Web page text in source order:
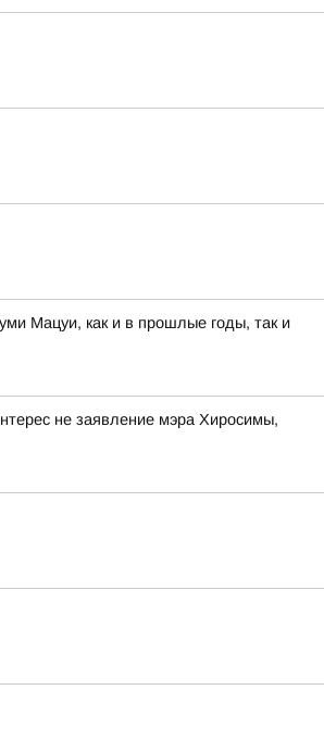
Мацуи, как и в прошлые годы, так и
не заявление мэра Хиросимы,